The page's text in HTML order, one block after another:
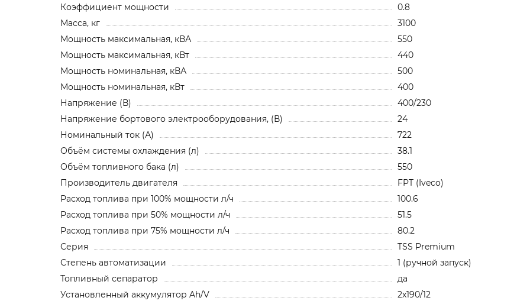
Коэффициент мощности
0.8
Масса, кг
3100
Мощность максимальная, кВА
550
Мощность максимальная, кВт
440
Мощность номинальная, кВА
500
Мощность номинальная, кВт
400
Напряжение (В)
400/230
Напряжение бортового электрооборудования, (В)
24
Номинальный ток (А)
722
Объём системы охлаждения (л)
38.1
Объём топливного бака (л)
550
Производитель двигателя
FPT (Iveco)
Расход топлива при 100% мощности л/ч
100.6
Расход топлива при 50% мощности л/ч
51.5
Расход топлива при 75% мощности л/ч
80.2
Серия
TSS Premium
Степень автоматизации
1 (ручной запуск)
Топливный сепаратор
да
Установленный аккумулятор Ah/V
2x190/12